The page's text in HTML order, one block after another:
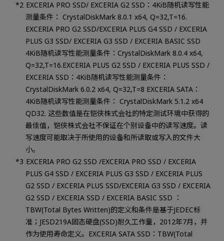
EXCERIA PRO SSD/ EXCERIA G2 SSD：4KiB随机读写性能
测量条件： CrystalDiskMark 8.0.1 x64, Q=32,T=16.
EXCERIA PRO G2 SSD/EXCERIA PLUS G4 SSD / EXCERIA
PLUS G3 SSD/ EXCERIA G3 SSD / EXCERIA BASIC SSD
4KiB随机读写性能测量条件：CrystalDiskMark 8.0.4 x64,
Q=32,T=16.EXCERIA PLUS G2 SSD / EXCERIA PLUS SSD /
EXCERIA SSD：4KiB随机读写性能测量条件：
CrystalDiskMark 6.0.2 x64, Q=32,T=8 EXCERIA SATA：
4KiB随机读写性能测量条件： CrystalDiskMark 5.1.2 x64
QD32. 这些数值是在铠侠株式会社的特定测试环境中获得的
最佳值，铠侠株式会社不保证在个别设备中的读写速度。读
写速度可能取决于所使用的设备和所读取或写入的文件大
小。
EXCERIA PRO G2 SSD /EXCERIA PRO SSD / EXCERIA
PLUS G4 SSD / EXCERIA PLUS G3 SSD / EXCERIA PLUS
G2 SSD / EXCERIA PLUS SSD/EXCERIA G3 SSD / EXCERIA
G2 SSD / EXCERIA SSD / EXCERIA BASIC SSD ：
TBW(Total Bytes Written)的定义和条件是基于JEDEC标
准；JESD219A固态硬盘(SSD)耐久工作量，2012年7月，并
作为使用寿命定义。EXCERIA SATA SSD：TBW(Total